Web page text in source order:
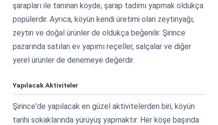
şarapları ile tanınan köyde, şarap tadımı yapmak oldukça
popülerdir. Ayrıca, köyün kendi üretimi olan zeytinyağı,
zeytin ve doğal ürünler de oldukça beğenilir. Şirince
pazarında satılan ev yapımı reçeller, salçalar ve diğer
yerel ürünler de denemeye değerdir.
Yapılacak Aktiviteler
Şirince'de yapılacak en güzel aktivitelerden biri, köyün
tarihi sokaklarında yürüyüş yapmaktır. Her köşe başında